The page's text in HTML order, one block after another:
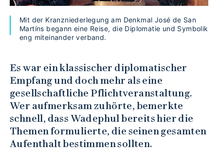
Mit der Kranzniederlegung am Denkmal José de San
Martíns begann eine Reise, die Diplomatie und Symbolik
eng miteinander verband.
Es war ein klassischer diplomatischer
Empfang und doch mehr als eine
gesellschaftliche Pflichtveranstaltung.
Wer aufmerksam zuhörte, bemerkte
schnell, dass Wadephul bereits hier die
Themen formulierte, die seinen gesamten
Aufenthalt bestimmen sollten.